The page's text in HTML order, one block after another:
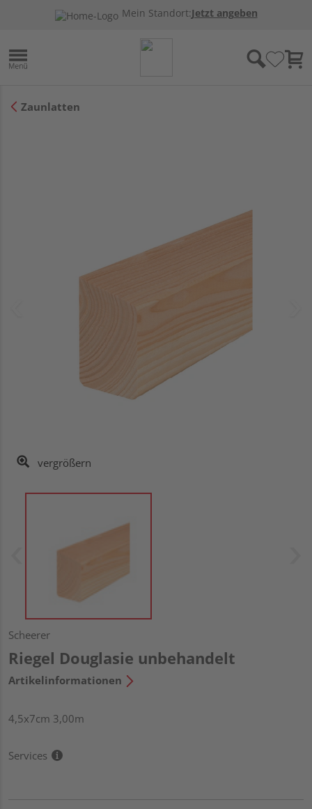
Mein Standort:Jetzt angeben
Zaunlatten
vergrößern
Scheerer
Riegel Douglasie unbehandelt
Artikelinformationen
4,5x7cm 3,00m
Services